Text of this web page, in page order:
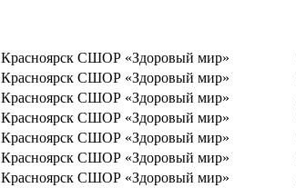
Красноярск СШОР «Здоровый мир»
Красноярск СШОР «Здоровый мир»
Красноярск СШОР «Здоровый мир»
Красноярск СШОР «Здоровый мир»
Красноярск СШОР «Здоровый мир»
Красноярск СШОР «Здоровый мир»
Красноярск СШОР «Здоровый мир»